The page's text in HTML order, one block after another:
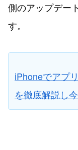
側のアップデー
す。
iPhoneでアプ
を徹底解説し